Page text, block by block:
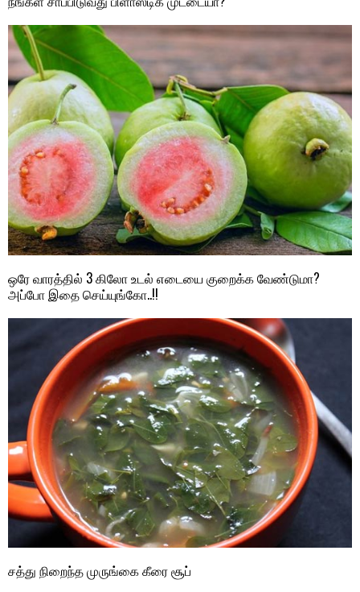
ஒரே வாரத்தில் 3 கிலோ உடல் எடையை குறைக்க வேண்டுமா?
அப்போ இதை செய்யுங்கோ..!!
சத்து நிறைந்த முருங்கை கீரை சூப்